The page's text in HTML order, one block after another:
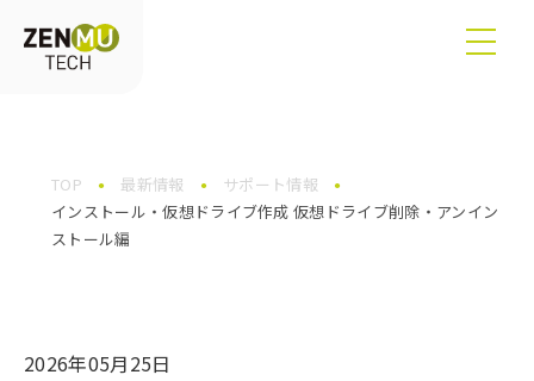
TOP 最新情報
サポート情報
インストール・仮想ドライブ作成 仮想ドライブ削除・アンイン
ストール編
2026年05月25日